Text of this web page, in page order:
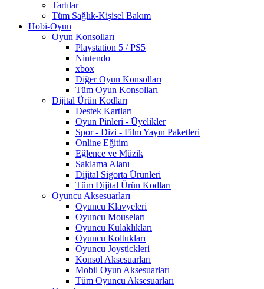
Tartılar
Tüm Sağlık-Kişisel Bakım
Hobi-Oyun
Oyun Konsolları
Playstation 5 / PS5
Nintendo
xbox
Diğer Oyun Konsolları
Tüm Oyun Konsolları
Dijital Ürün Kodları
Destek Kartları
Oyun Pinleri - Üyelikler
Spor - Dizi - Film Yayın Paketleri
Online Eğitim
Eğlence ve Müzik
Saklama Alanı
Dijital Sigorta Ürünleri
Tüm Dijital Ürün Kodları
Oyuncu Aksesuarları
Oyuncu Klavyeleri
Oyuncu Mouseları
Oyuncu Kulaklıkları
Oyuncu Koltukları
Oyuncu Joystickleri
Konsol Aksesuarları
Mobil Oyun Aksesuarları
Tüm Oyuncu Aksesuarları